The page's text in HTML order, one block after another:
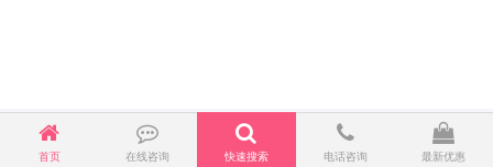
首页 在线咨询 快速搜索 电话咨询 最新优惠